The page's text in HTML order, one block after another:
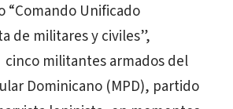
“Comando Unificado
de militares y civiles”,
militantes armados del
Dominicano (MPD), partido